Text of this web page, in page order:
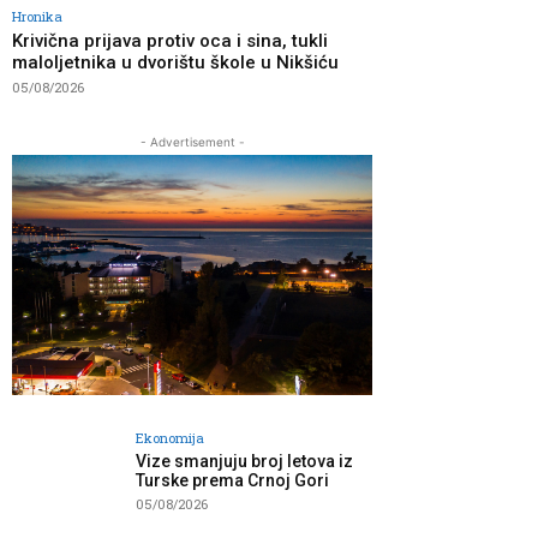
Hronika
Krivična prijava protiv oca i sina, tukli
maloljetnika u dvorištu škole u Nikšiću
05/08/2026
- Advertisement -
Ekonomija
Vize smanjuju broj letova iz
Turske prema Crnoj Gori
05/08/2026